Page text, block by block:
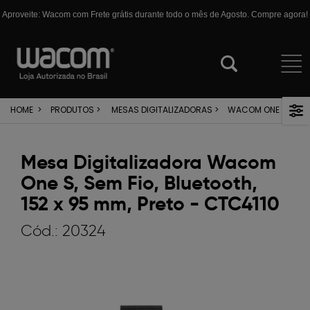
Aproveite: Wacom com Frete grátis durante todo o mês de Agosto. Compre agora!
HOME > PRODUTOS > MESAS DIGITALIZADORAS > WACOM ONE
Mesa Digitalizadora Wacom
One S, Sem Fio, Bluetooth,
152 x 95 mm, Preto - CTC4110
Cód.: 20324